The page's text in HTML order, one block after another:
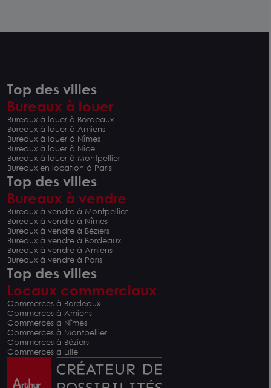
Top des villes
Bureaux à louer
Bureaux à louer à Bordeaux
Bureaux à louer à Amiens
Bureaux à louer à Nîmes
Bureaux à louer à Nice
Bureaux à louer à Montpellier
Bureaux en location à Paris
Top des villes
Bureaux à vendre
Bureaux à vendre à Montpellier
Bureaux à vendre à Nîmes
Bureaux à vendre à Béziers
Bureaux à vendre à Bordeaux
Bureaux à vendre à Amiens
Bureaux à vendre à Paris
Top des villes
Locaux commerciaux
Commerces à Bordeaux
Commerces à Amiens
Commerces à Nîmes
Commerces à Montpellier
Commerces à Béziers
Commerces à Lille